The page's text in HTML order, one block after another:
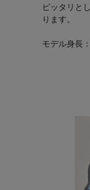
ピッタリと
ります。
モデル身長